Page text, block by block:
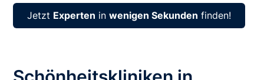
Jetzt Experten inwenigen Sekunden finden!